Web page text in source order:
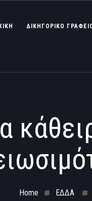
ΔΙΚΗΓΟΡΙΚΟ
Home ΕΔΔΑ